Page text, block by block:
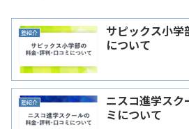
塾紹介
サピックス小学
について
塾紹介
ニスコ進学スク
ミについて